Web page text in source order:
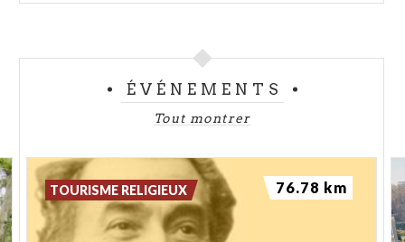
ÉVÉNEMENTS
Tout montrer
TOURISME RELIGIEUX 76.78 km